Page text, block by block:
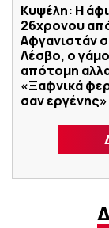
Κυψέλη: Η
26χρονου
Αφγανιστάν
Λέσβο, ο
απότομη
«Ξαφνικά
σαν εργένης»